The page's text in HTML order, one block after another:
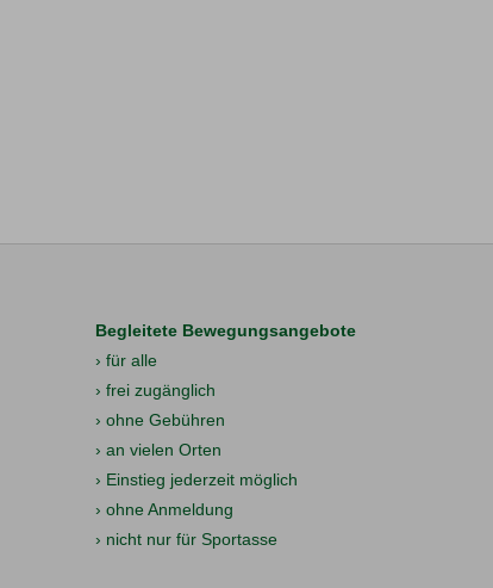
Begleitete Bewegungsangebote
› für alle
› frei zugänglich
› ohne Gebühren
› an vielen Orten
› Einstieg jederzeit möglich
› ohne Anmeldung
› nicht nur für Sportasse